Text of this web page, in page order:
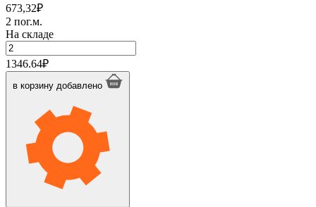
673,32₽
2 пог.м.
На складе
Количество
товара
Трубка
Термафлекс
1346.64₽
в корзину добавлено